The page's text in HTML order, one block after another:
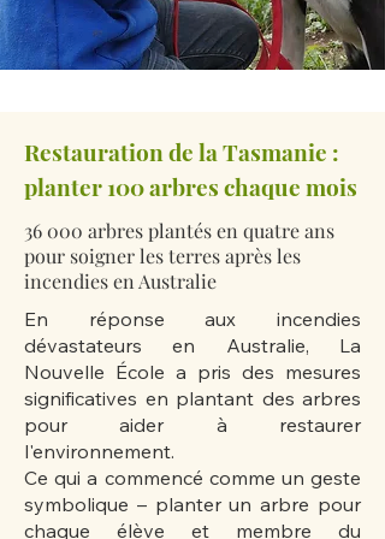
Restauration de la Tasmanie :
planter 100 arbres chaque mois
36 000 arbres plantés en quatre ans
pour soigner les terres après les
incendies en Australie
En réponse aux incendies
dévastateurs en Australie, La
Nouvelle École a pris des mesures
significatives en plantant des arbres
pour aider à restaurer
l'environnement.
Ce qui a commencé comme un geste
symbolique – planter un arbre pour
chaque élève et membre du